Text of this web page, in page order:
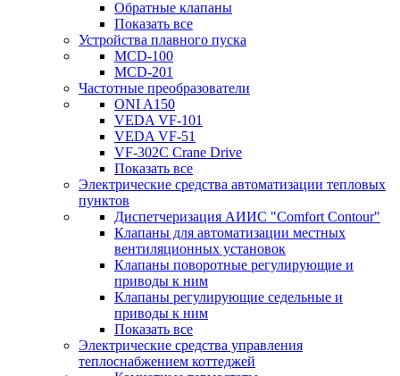
Обратные клапаны
Показать все
Устройства плавного пуска
MCD-100
MCD-201
Частотные преобразователи
ONI A150
VEDA VF-101
VEDA VF-51
VF-302C Crane Drive
Показать все
Электрические средства автоматизации тепловых
пунктов
Диспетчеризация АИИС "Comfort Contour"
Клапаны для автоматизации местных
вентиляционных установок
Клапаны поворотные регулирующие и
приводы к ним
Клапаны регулирующие седельные и
приводы к ним
Показать все
Электрические средства управления
теплоснабжением коттеджей